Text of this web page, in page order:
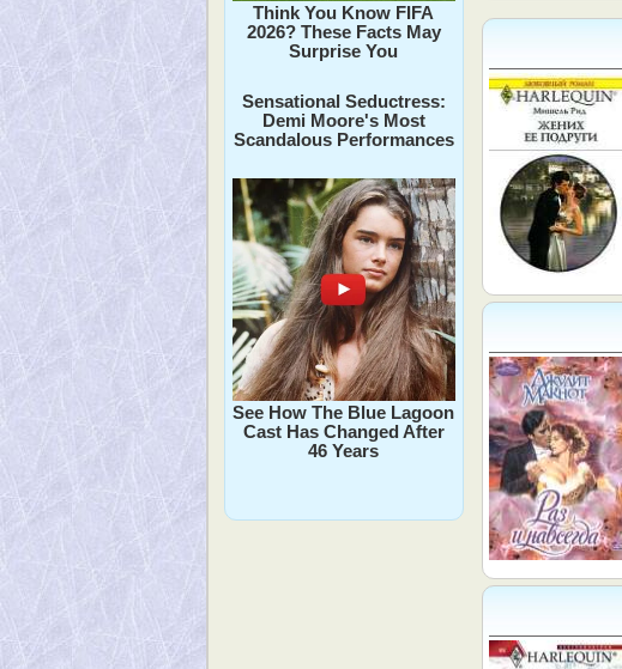
Think You Know FIFA
2026? These Facts May
Surprise You
Sensational Seductress:
Demi Moore's Most
Scandalous Performances
See How The Blue Lagoon
Cast Has Changed After
46 Years